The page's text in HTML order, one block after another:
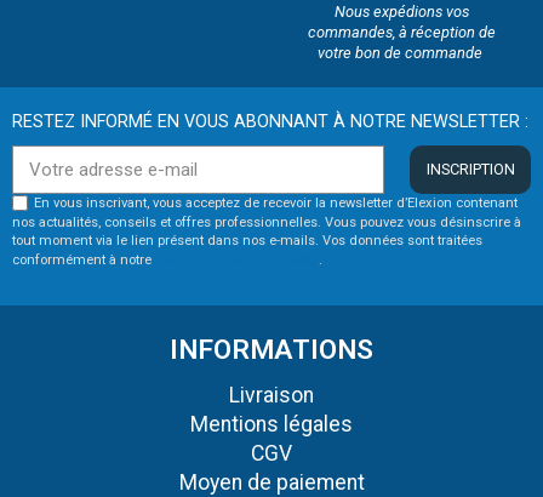
Nous expédions vos
commandes, à réception de
votre bon de commande
RESTEZ INFORMÉ EN VOUS ABONNANT À NOTRE NEWSLETTER :
INSCRIPTION
En vous inscrivant, vous acceptez de recevoir la newsletter d’Elexion contenant
nos actualités, conseils et offres professionnelles. Vous pouvez vous désinscrire à
tout moment via le lien présent dans nos e-mails. Vos données sont traitées
conformément à notre
.
INFORMATIONS
Livraison
Mentions légales
CGV
Moyen de paiement